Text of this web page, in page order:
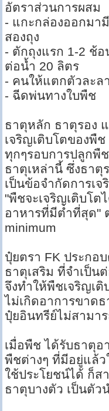
อัตราส่วนการผสม
- แกะกล่องออกมา
สองถุง
- ตักถุงแรก 1-2 ช้
ต่อน้ำ 20 ลิตร
- คนให้แตกตัวละล
- ฉีดพ่นทางใบพืช
ธาตุหลัก ธาตุรอง
เจริญเติบโตของพื
ทุกๆรอบการปลูกพื
ธาตุเหล่านี้ ซึ่งธาตุ
เป็นข้อจำกัดการเจ
"พืชจะเจริญเติบโต
อาหารที่มีต่ำที่สุด"
minimum
ปุ๋ยตรา FK ประกอ
ธาตุเสริม ที่จำเป็น
จึงทำให้พืชเจริญเติ
ไม่เกิดอาการขาด
ปุ๋ยอินทรีย์ไม่สามา
เมื่อพืช ได้รับธาตุ
พืชต่างๆ ที่มีอยู่แล้
ใช้ประโยชน์ได้ ก็ส
ธาตุบางตัว เป็นตัว